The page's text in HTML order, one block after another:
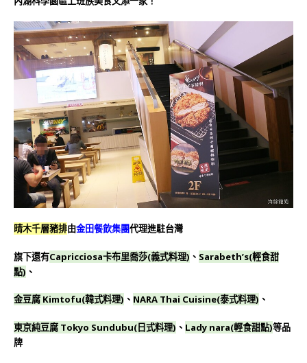
晴木千層豬排由金田餐飲集團代理進駐台灣
旗下還有Capricciosa卡布里喬莎(義式料理) 、 Sarabeth’s(輕食甜
點) 、
金豆腐 Kimtofu(韓式料理) 、 NARA Thai Cuisine(泰式料理) 、
東京純豆腐 Tokyo Sundubu(日式料理) 、 Lady nara(輕食甜點)等品
牌